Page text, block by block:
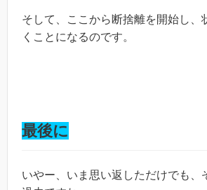
そして、ここから断捨離を開始し、
くことになるのです。
最後に
いやー、いま思い返しただけでも、